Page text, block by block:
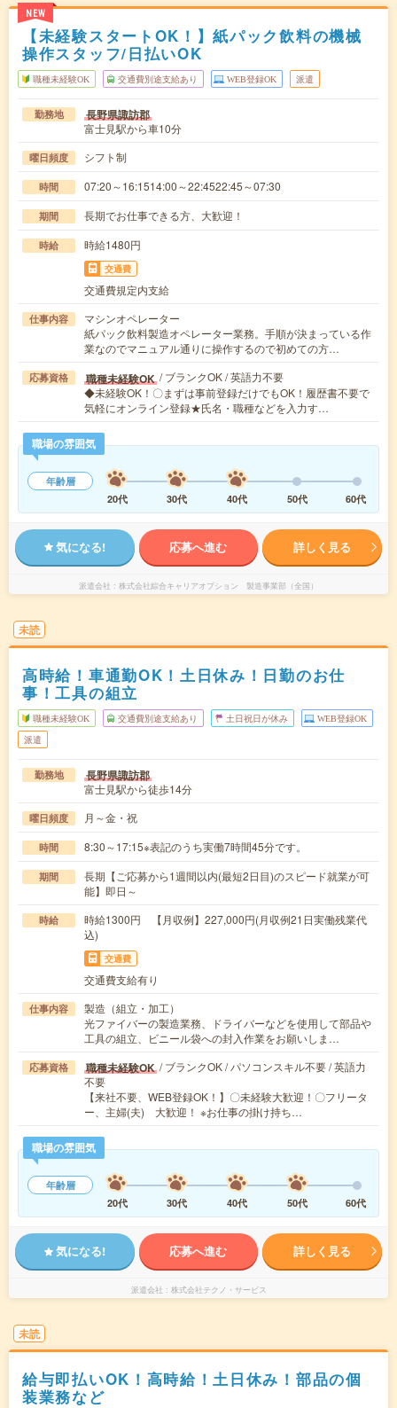
NEW
【未経験スタートOK！】紙パック飲料の機械
操作スタッフ/日払いOK
職種未経験OK 交通費別途支給あり WEB登録OK 派遣
勤務地 長野県諏訪郡
富士見駅から車10分
曜日頻度 シフト制
時間 07:20～16:1514:00～22:4522:45～07:30
期間 長期でお仕事できる方、大歓迎！
時給 時給1480円
交通費
交通費規定内支給
仕事内容
マシンオペレーター
紙パック飲料製造オペレーター業務。手順が決まっている作
業なのでマニュアル通りに操作するので初めての方…
応募資格 職種未経験OK / ブランクOK / 英語力不要
◆未経験OK！〇まずは事前登録だけでもOK！履歴書不要で
気軽にオンライン登録★氏名・職種などを入力す…
職場の雰囲気
年齢層
20代
30代 40代 50代 60代
気になる! 応募へ進む 詳しく見る
派遣会社 株式会社綜合キャリアオプション 製造事業部（全国）
未読
高時給！車通勤OK！土日休み！日勤のお仕
事！工具の組立
職種未経験OK 交通費別途支給あり 土日祝日が休み WEB登録OK
派遣
勤務地 長野県諏訪郡
富士見駅から徒歩14分
曜日頻度 月～金・祝
時間 8:30～17:15※表記のうち実働7時間45分です。
期間
長期【ご応募から1週間以内(最短2日目)のスピード就業が可
能】即日～
時給
時給1300円 【月収例】227,000円(月収例21日実働残業代
込)
交通費
交通費支給有り
仕事内容
製造（組立・加工）
光ファイバーの製造業務、ドライバーなどを使用して部品や
工具の組立、ビニール袋への封入作業をお願いしま…
応募資格 職種未経験OK / ブランクOK / パソコンスキル不要 / 英語力
不要
【来社不要、WEB登録OK！】〇未経験大歓迎！〇フリータ
ー、主婦(夫) 大歓迎！ ※お仕事の掛け持ち…
職場の雰囲気
年齢層
20代
30代 40代 50代 60代
気になる! 応募へ進む 詳しく見る
派遣会社 株式会社テクノ・サービス
未読
給与即払いOK！高時給！土日休み！部品の個
装業務など